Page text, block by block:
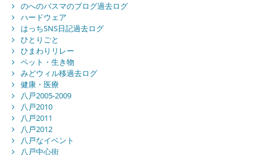
のへのバスマのブログ過去ログ
ハードウェア
はっちSNS日記過去ログ
ひとりごと
ひまわりリレー
ペット・生き物
みどウィル移過去ログ
健康・医療
八戸2005-2009
八戸2010
八戸2011
八戸2012
八戸なイベント
八戸中心街